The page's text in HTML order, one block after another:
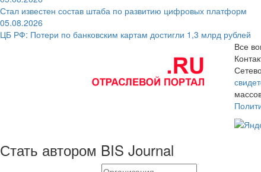
Стал известен состав штаба по развитию цифровых платформ
05.08.2026
ЦБ РФ: Потери по банковским картам достигли 1,3 млрд рублей
Все
Стать автором BIS Journal